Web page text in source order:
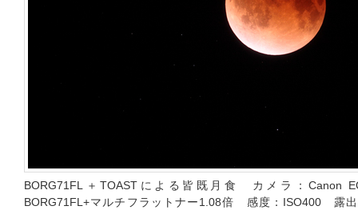
BORG71FL＋TOASTによる皆既月食 カメラ：Canon
BORG71FL+マルチフラットナー1.08倍 感度：ISO400 露